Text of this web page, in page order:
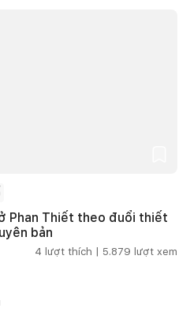
Phan Thiết theo đuổi thiết
bản
4 lượt thích | 5.879 lượt xem